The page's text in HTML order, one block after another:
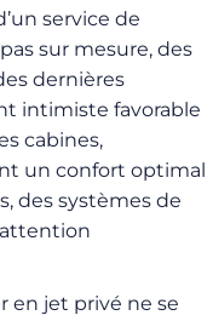
service de
sur mesure, des
dernières
intimiste favorable
cabines,
un confort optimal
des systèmes de
en jet privé ne se